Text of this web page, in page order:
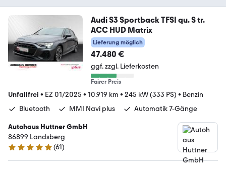
Audi S3 Sportback TFSI qu. S tr.
ACC HUD Matrix
Lieferung möglich
47.480 €
ggf. zzgl. Lieferkosten
Fairer Preis
Unfallfrei • EZ 01/2025 • 10.919 km • 245 kW (333 PS) • Benzin
Bluetooth
MMI Navi plus Automatik 7-Gänge
Autohaus Huttner GmbH
86899 Landsberg
5 Sterne
(61)